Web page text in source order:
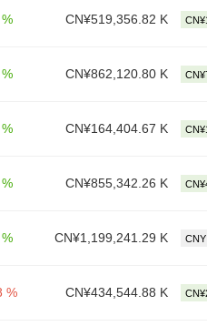
CN¥519,356.82 K
CN¥862,120.80 K
CN¥164,404.67 K
CN¥855,342.26 K
CN¥1,199,241.29 K
% CN¥434,544.88 K